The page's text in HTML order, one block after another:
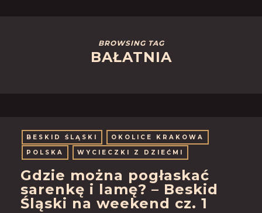
BROWSING TAG
BAŁATNIA
BESKID ŚLĄSKI
OKOLICE KRAKOWA
POLSKA
WYCIECZKI Z DZIEĆMI
Gdzie można pogłaskać
sarenkę i lamę? – Beskid
Śląski na weekend cz. 1